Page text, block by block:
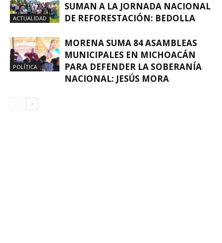
ACTUALIDAD
SUMAN A LA JORNADA NACIONAL
DE REFORESTACIÓN: BEDOLLA
POLÍTICA
MORENA SUMA 84 ASAMBLEAS
MUNICIPALES EN MICHOACÁN
PARA DEFENDER LA SOBERANÍA
NACIONAL: JESÚS MORA